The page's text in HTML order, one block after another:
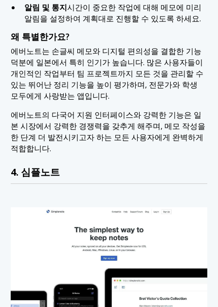
알림 및 통지시간이 중요한 작업에 대해 메모에 미리
알림을 설정하여 계획대로 진행할 수 있도록 하세요.
왜 특별한가요?
에버노트는 손글씨 메모와 디지털 편의성을 결합한 기능
덕분에 일본에서 특히 인기가 높습니다. 많은 사용자들이
개인적인 작업부터 팀 프로젝트까지 모든 것을 관리할 수
있는 뛰어난 정리 기능을 높이 평가하며, 전문가와 학생
모두에게 사랑받는 앱입니다.
에버노트의 다국어 지원 인터페이스와 강력한 기능은 일
본 시장에서 강력한 경쟁력을 갖추게 해주며, 메모 작성을
한 단계 더 발전시키고자 하는 모든 사용자에게 완벽하게
적합합니다.
4. 심플노트